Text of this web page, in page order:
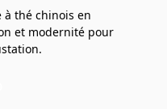
à thé chinois en
et modernité pour